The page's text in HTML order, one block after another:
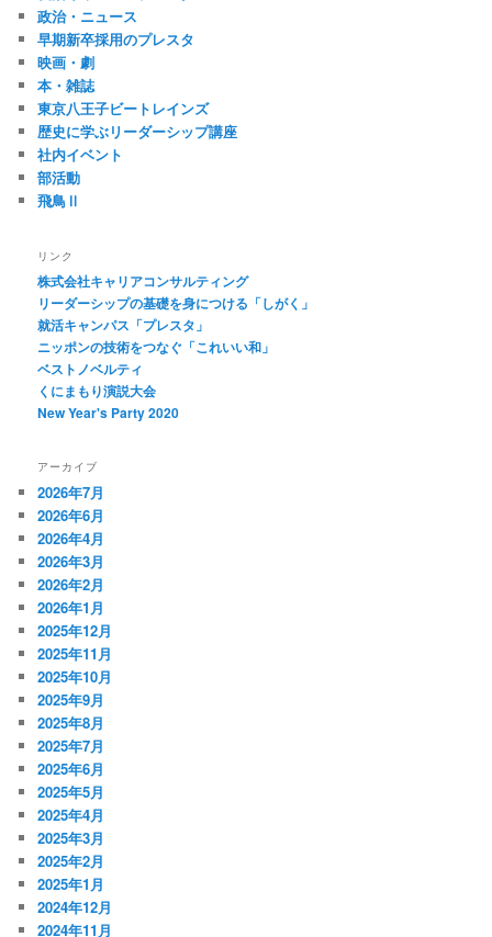
政治・ニュース
早期新卒採用のプレスタ
映画・劇
本・雑誌
東京八王子ビートレインズ
歴史に学ぶリーダーシップ講座
社内イベント
部活動
飛鳥Ⅱ
リンク
株式会社キャリアコンサルティング
リーダーシップの基礎を身につける「しがく」
就活キャンパス「プレスタ」
ニッポンの技術をつなぐ「これいい和」
ベストノベルティ
くにまもり演説大会
New Year's Party 2020
アーカイブ
2026年7月
2026年6月
2026年4月
2026年3月
2026年2月
2026年1月
2025年12月
2025年11月
2025年10月
2025年9月
2025年8月
2025年7月
2025年6月
2025年5月
2025年4月
2025年3月
2025年2月
2025年1月
2024年12月
2024年11月